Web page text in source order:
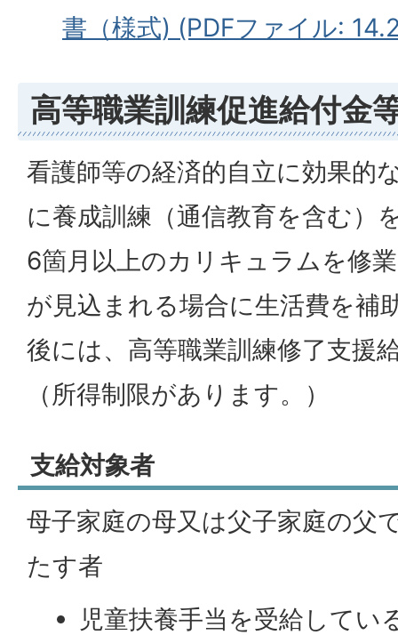
書（様式) (PDFファイル:
高等職業訓練促進給付金
看護師等の経済的自立に効果的
に養成訓練（通信教育を含む）
6箇月以上のカリキュラムを修
が見込まれる場合に生活費を補
後には、高等職業訓練修了支援
（所得制限があります。）
支給対象者
母子家庭の母又は父子家庭の父
たす者
児童扶養手当を受給してい